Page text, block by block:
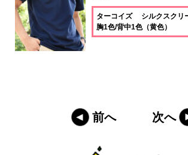
ターコイズ シルクスクリ
胸1色/背中1色（黄色）
前へ 次へ